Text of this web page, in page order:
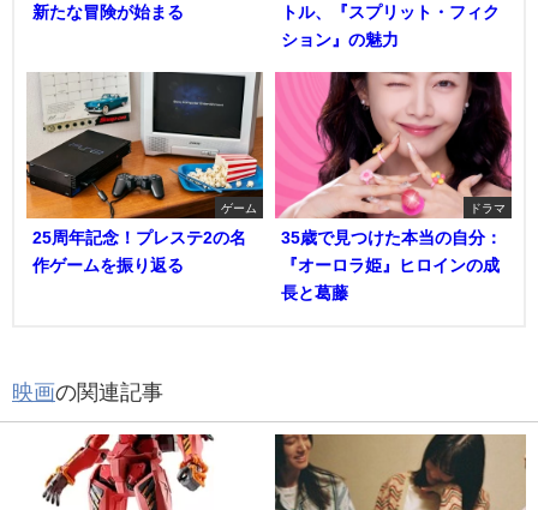
新たな冒険が始まる
トル、『スプリット・フィク
ション』の魅力
ゲーム
25周年記念！プレステ2の名
作ゲームを振り返る
ドラマ
35歳で見つけた本当の自分：
『オーロラ姫』ヒロインの成
長と葛藤
映画の関連記事